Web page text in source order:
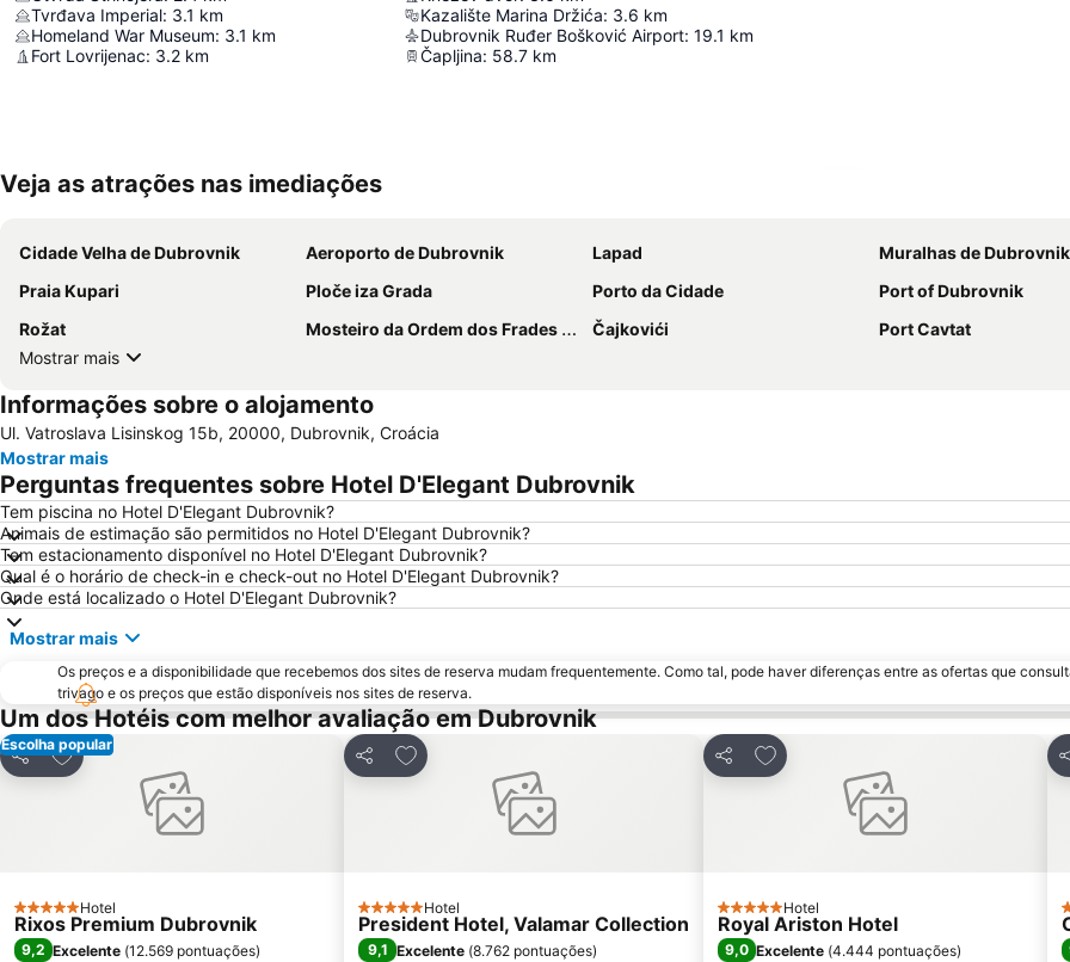
Tvrđava Imperial: 3.1 km
Homeland War Museum: 3.1 km
Fort Lovrijenac: 3.2 km
Kazalište Marina Držića: 3.6 km
Dubrovnik Ruđer Bošković Airport: 19.1 km
Čapljina: 58.7 km
Veja as atrações nas imediações
Cidade Velha de Dubrovnik Aeroporto de Dubrovnik Lapad
Muralhas de Dubrovnik
Praia Kupari
Ploče iza Grada Porto da Cidade
Port of Dubrovnik
Rožat
Mosteiro da Ordem dos Frades Menores Franciscanos Čajkovići
Port Cavtat
Mostrar mais
Informações sobre o alojamento
Ul. Vatroslava Lisinskog 15b, 20000, Dubrovnik, Croácia
Mostrar mais
Perguntas frequentes sobre Hotel D'Elegant Dubrovnik
Tem piscina no Hotel D'Elegant Dubrovnik?
Animais de estimação são permitidos no Hotel D'Elegant Dubrovnik?
Tem estacionamento disponível no Hotel D'Elegant Dubrovnik?
Qual é o horário de check-in e check-out no Hotel D'Elegant Dubrovnik?
Onde está localizado o Hotel D'Elegant Dubrovnik?
Mostrar mais
Os preços e a disponibilidade que recebemos dos sites de reserva mudam frequentemente. Como tal, pode haver diferenças entre as ofertas que
trivago e os preços que estão disponíveis nos sites de reserva.
Um dos Hotéis com melhor avaliação em Dubrovnik
Escolha popular
Partilhar
Adicionar aos favoritos
5 EstrelasHotel
Rixos Premium Dubrovnik
9,2 Excelente (12.569 pontuações)
Partilhar
Adicionar aos favoritos
5 EstrelasHotel
President Hotel, Valamar Collection
9,1 Excelente (8.762 pontuações)
Partilhar
Adicionar aos favoritos
5 EstrelasHotel
Royal Ariston Hotel
9,0 Excelente (4.444 pontuações)